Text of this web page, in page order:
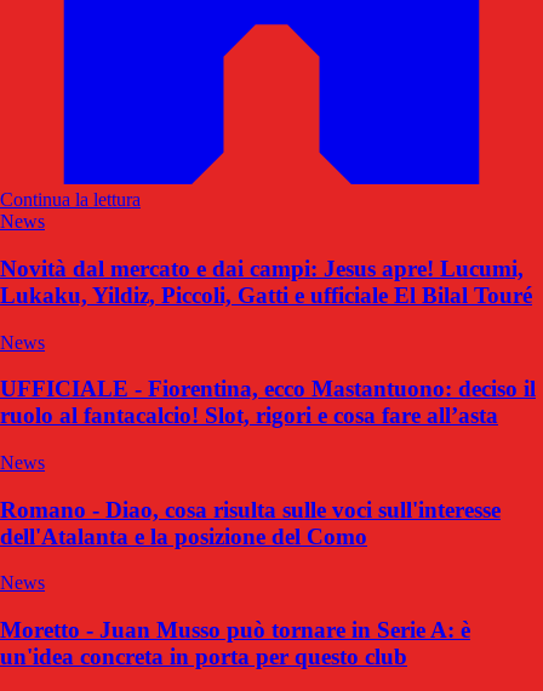
Continua la lettura
News
Novità dal mercato e dai campi: Jesus apre! Lucumi,
Lukaku, Yildiz, Piccoli, Gatti e ufficiale El Bilal Touré
News
UFFICIALE - Fiorentina, ecco Mastantuono: deciso il
ruolo al fantacalcio! Slot, rigori e cosa fare all’asta
News
Romano - Diao, cosa risulta sulle voci sull'interesse
dell'Atalanta e la posizione del Como
News
Moretto - Juan Musso può tornare in Serie A: è
un'idea concreta in porta per questo club